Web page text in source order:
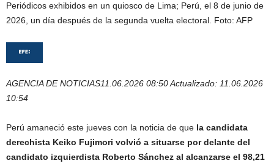
Periódicos exhibidos en un quiosco de Lima; Perú, el 8 de junio de
2026, un día después de la segunda vuelta electoral. Foto: AFP
AGENCIA DE NOTICIAS11.06.2026 08:50Actualizado: 11.06.2026
10:54
Perú amaneció este jueves con la noticia de que la candidata
derechista Keiko Fujimori volvió a situarse por delante del
candidato izquierdista Roberto Sánchez al alcanzarse el 98,21